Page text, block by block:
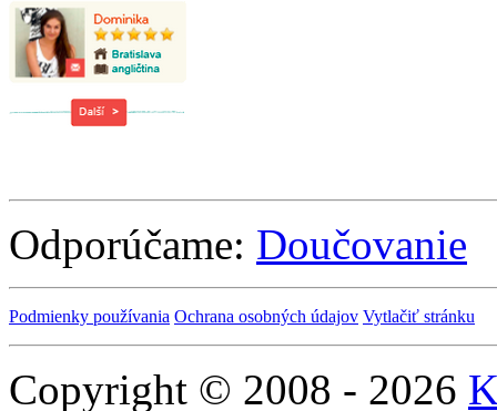
Odporúčame: Doučovanie
Podmienky používania Ochrana osobných údajov Vytlačiť stránku
Copyright © 2008 - 2026